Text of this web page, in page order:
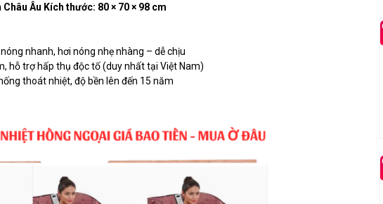
Âu Kích thước: 80 × 70 × 98 cm
nhanh, hơi nóng nhẹ nhàng – dễ chịu
hỗ trợ hấp thụ độc tố (duy nhất tại Việt Nam)
thoát nhiệt, độ bền lên đến 15 năm